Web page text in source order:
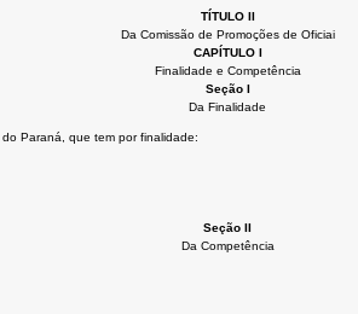
TÍTULO II
Da Comissão de Promoções de Oficiai
CAPÍTULO I
Finalidade e Competência
Seção I
Da Finalidade
Paraná, que tem por finalidade:
Seção II
Da Competência